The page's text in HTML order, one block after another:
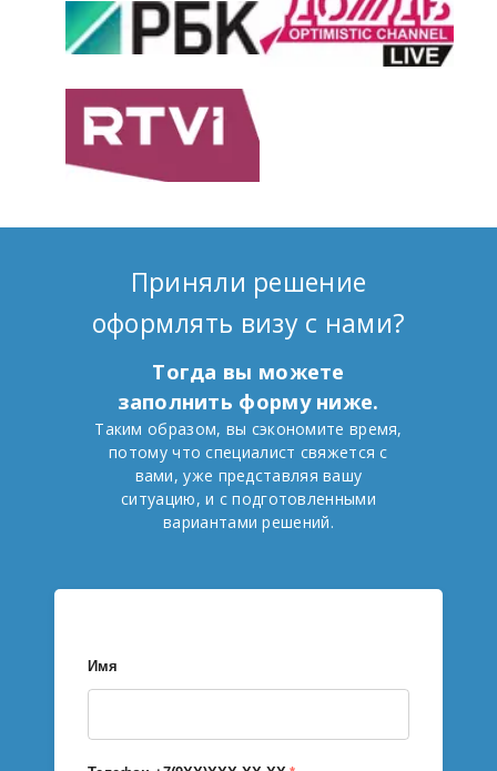
Приняли решение
оформлять визу с нами?
Тогда вы можете
заполнить форму ниже.
Таким образом, вы сэкономите время,
потому что специалист свяжется с
вами, уже представляя вашу
ситуацию, и с подготовленными
вариантами решений.
Имя